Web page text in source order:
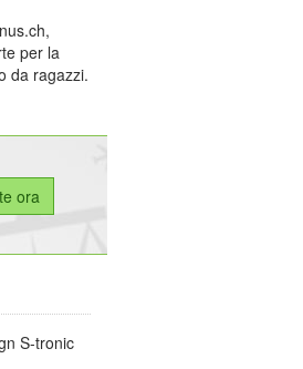
per la
da ragazzi.
S-tronic